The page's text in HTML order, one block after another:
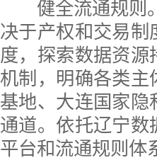
健全流通规则。
决于产权和交易
度，探索数据资
机制，明确各类
基地、大连国家
通道。依托辽宁
平台和流通规则体